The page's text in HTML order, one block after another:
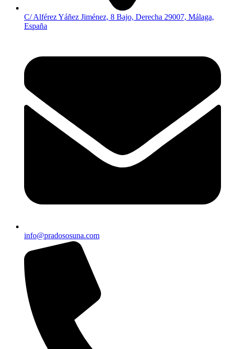
C/ Alférez Yáñez Jiménez, 8 Bajo, Derecha 29007, Málaga,
España
info@pradososuna.com